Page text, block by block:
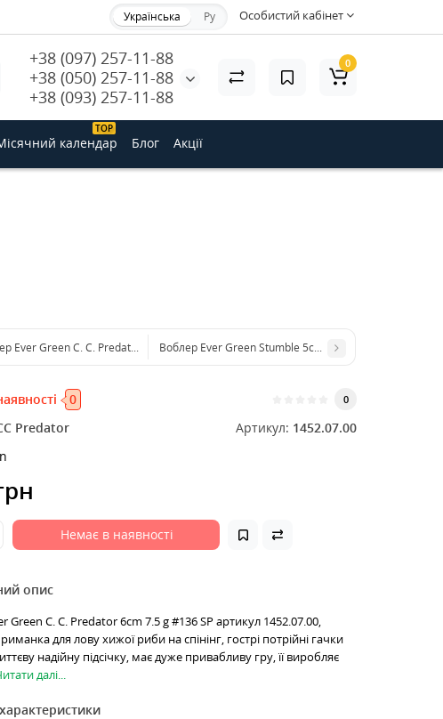
Особистий кабінет
Українська Ру
+38 (097) 257-11-88
+38 (050) 257-11-88
+38 (093) 257-11-88
0
ТОP
календар Блог Акції
Ever Green C. C. Predator 6cm 7.5 g #405 SPВоблер Ever Green Stumble 5cm 8.8 g #50
0 0
Predator Артикул: 1452.07.00
Немає в наявності
опис
Green C. C. Predator 6cm 7.5 g #136 SP артикул 1452.07.00,
для лову хижої риби на спінінг, гострі потрійні гачки
надійну підсічку, має дуже привабливу гру, її виробляє
далі...